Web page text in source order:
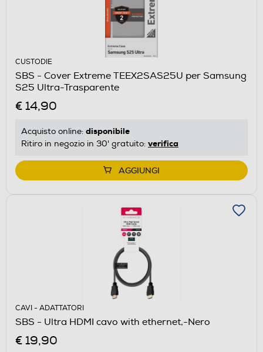
CUSTODIE
SBS - Cover Extreme TEEX2SAS25U per Samsung
S25 Ultra-Trasparente
€ 14,90
Acquisto online: disponibile
Ritiro in negozio in 30' gratuito: verifica
AGGIUNGI
CAVI - ADATTATORI
SBS - Ultra HDMI cavo with ethernet,-Nero
€ 19,90